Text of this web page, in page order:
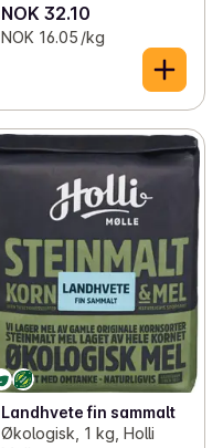
NOK 32.10
NOK 16.05 /kg
Landhvete fin sammalt
Økologisk, 1 kg, Holli